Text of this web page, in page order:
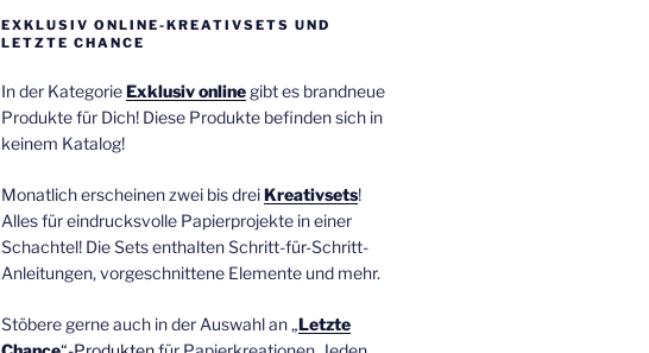
EXKLUSIV ONLINE-KREATIVSETS UND
LETZTE CHANCE
In der KategorieExklusiv onlinegibt es brandneue
Produkte für Dich! Diese Produkte befinden sich in
keinem Katalog!
Monatlich erscheinen zwei bis drei Kreativsets!
Alles für eindrucksvolle Papierprojekte in einer
Schachtel! Die Sets enthalten Schritt-für-Schritt-
Anleitungen, vorgeschnittene Elemente und mehr.
Stöbere gerne auch in der Auswahl an „Letzte